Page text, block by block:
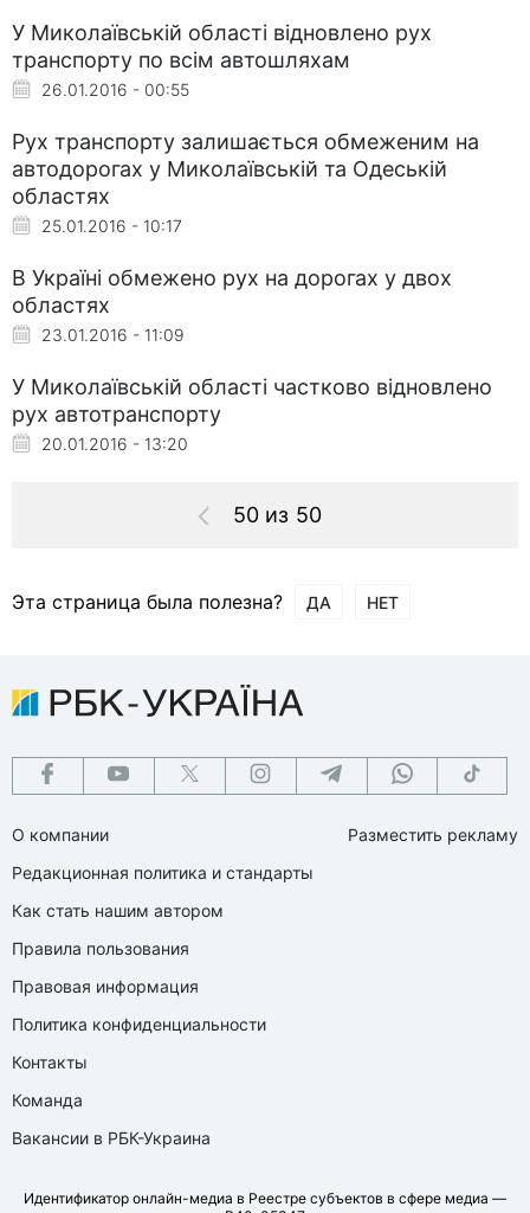
У Миколаївській області відновлено рух
транспорту по всім автошляхам
26.01.2016 - 00:55
Рух транспорту залишається обмеженим на
автодорогах у Миколаївській та Одеській
областях
25.01.2016 - 10:17
В Україні обмежено рух на дорогах у двох
областях
23.01.2016 - 11:09
У Миколаївській області частково відновлено
рух автотранспорту
20.01.2016 - 13:20
50 из 50
Эта страница была полезна? ДА НЕТ
О компании
Редакционная политика и стандарты
Как стать нашим автором
Правила пользования
Правовая информация
Политика конфиденциальности
Контакты
Команда
Вакансии в РБК-Украина
Разместить рекламу
Идентификатор онлайн-медиа в Реестре субъектов в сфере медиа —